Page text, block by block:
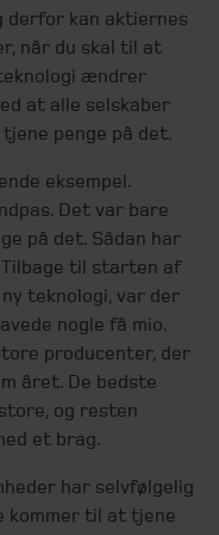
derfor kan aktiernes
når du skal til at
ændrer
at alle selskaber
penge på det.
eksempel.
Det var bare
på det. Sådan har
til starten af
teknologi, var der
nogle få mio.
producenter, der
året. De bedste
og resten
et brag.
har selvfølgelig
kommer til at tjene